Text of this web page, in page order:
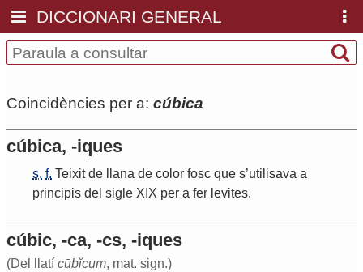
DICCIONARI GENERAL
Coincidències per a: cúbica
cúbica, -iques
s. f. Teixit de llana de color fosc que s’utilisava a
principis del sigle XIX per a fer levites.
cúbic, -ca, -cs, -iques
(Del llatí cūbĭcum, mat. sign.)